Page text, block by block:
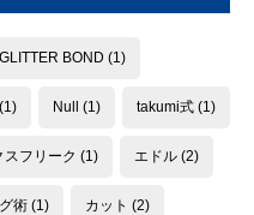
GLITTER BOND (1)
(1) Null (1) takumi式 (1)
スフリーク (1) エドル (2)
術 (1) カット (2)